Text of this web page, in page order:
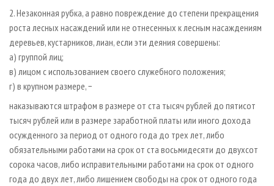
2. Незаконная рубка, а равно повреждение до степени прекращения
роста лесных насаждений или не отнесенных к лесным насаждениям
деревьев, кустарников, лиан, если эти деяния совершены:
а) группой лиц;
в) лицом с использованием своего служебного положения;
г) в крупном размере, −
наказываются штрафом в размере от ста тысяч рублей до пятисот
тысяч рублей или в размере заработной платы или иного дохода
осужденного за период от одного года до трех лет, либо
обязательными работами на срок от ста восьмидесяти до двухсот
сорока часов, либо исправительными работами на срок от одного
года до двух лет, либо лишением свободы на срок от одного года